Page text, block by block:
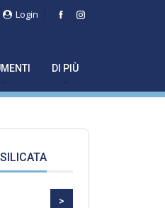
Login
DI PIÙ
>